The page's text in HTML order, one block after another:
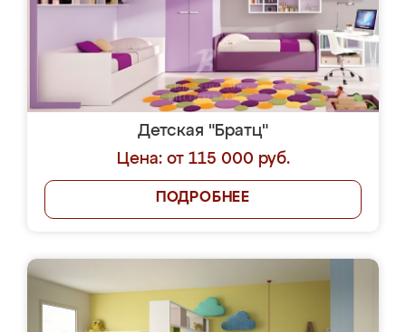
Детская "Братц"
Цена: от 115 000 руб.
ПОДРОБНЕЕ